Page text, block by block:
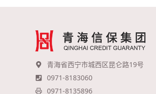
青海省西宁市城西区昆仑路19号
0971-8183060
0971-8135896